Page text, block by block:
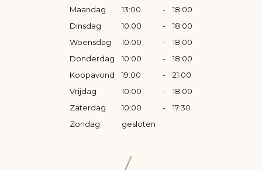
Maandag 13:00 -
18:00
Dinsdag
10:00 -
18:00
Woensdag
10:00 -
18:00
Donderdag
10:00 -
18:00
Koopavond
19:00 -
21:00
Vrijdag
10:00 -
18:00
Zaterdag
10:00 -
17:30
Zondag
gesloten